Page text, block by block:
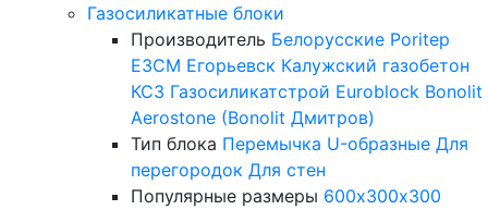
Газосиликатные блоки
Производитель Белорусские Poritep
ЕЗСМ Егорьевск Калужский газобетон
КСЗ Газосиликатстрой Euroblock Bonolit
Aerostone (Bonolit Дмитров)
Тип блока Перемычка U-образные Для
перегородок Для стен
Популярные размеры 600х300х300